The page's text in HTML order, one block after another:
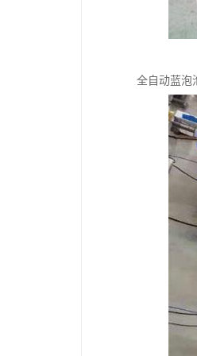
全自动蓝泡